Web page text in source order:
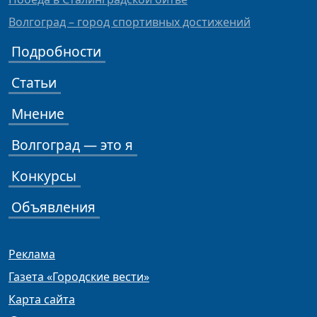
Волгоград – город спортивных достижений
Подробности
Статьи
Мнение
Волгоград — это я
Конкурсы
Объявления
Реклама
Газета «Городские вести»
Карта сайта